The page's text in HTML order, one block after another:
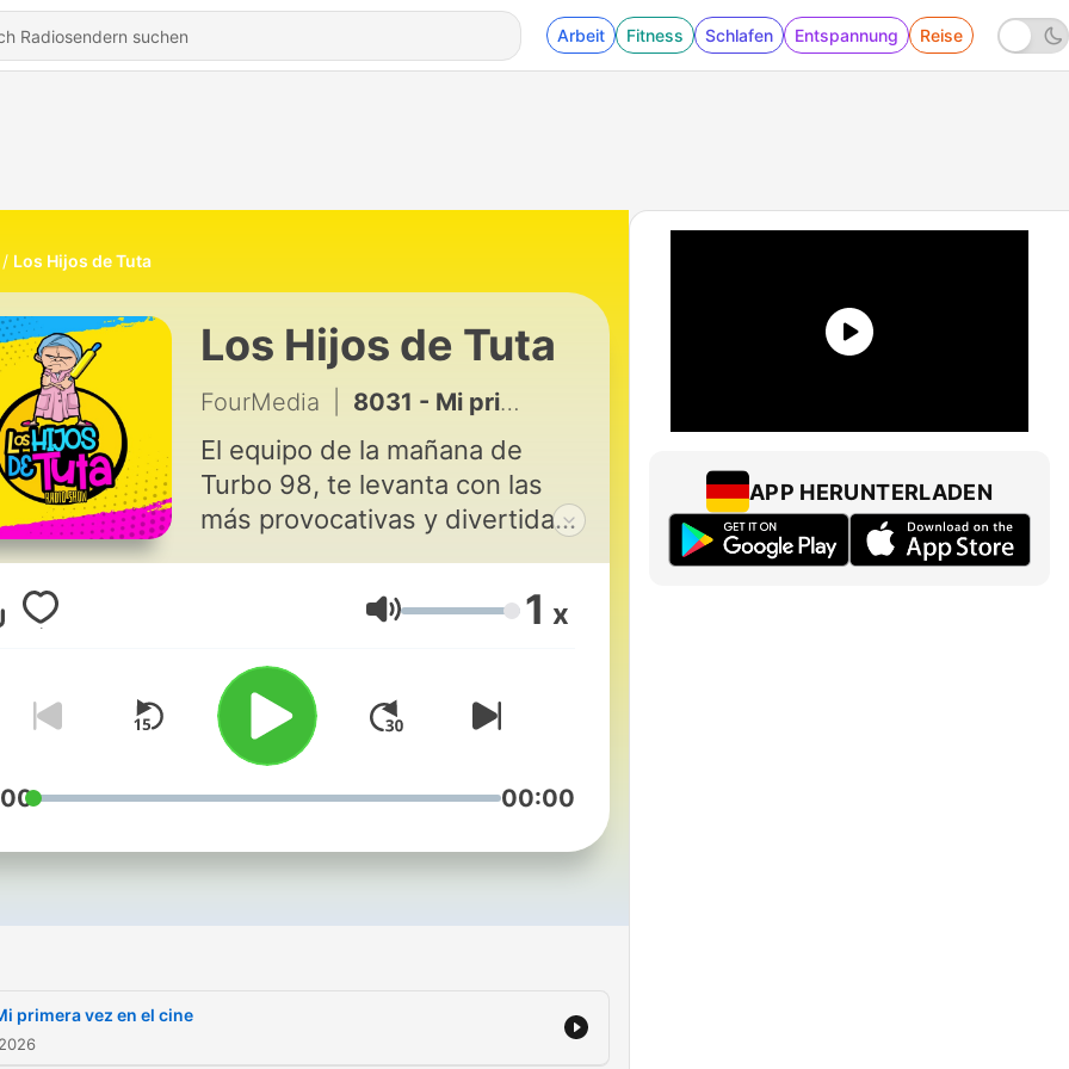
Arbeit Fitness Schlafen Entspannung Reise
Los Hijos de Tuta
Los Hijos de Tuta
FourMedia 8031 - Mi primera vez en el cine
El equipo de la mañana de
Turbo 98, te levanta con las
más provocativas y divertidas
informarte para que tu día
inicie con más diversión.
El contenido del programa
integra de manera total a los
oyentes, los cuales comparten
sus vivencias logrando así un
mismo, dirigido a jóvenes y
Lautstärke 1 x
00:00
primera vez en el cine
APP HERUNTERLADEN